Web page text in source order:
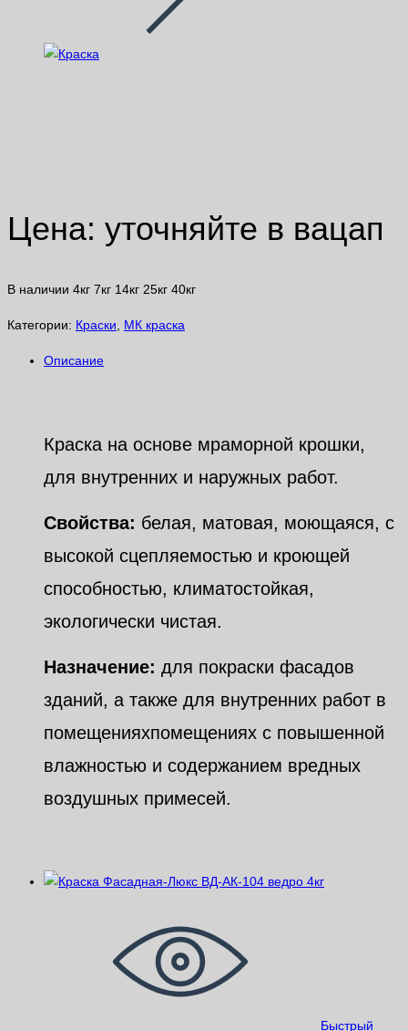
Цена: уточняйте в вацап
В наличии 4кг 7кг 14кг 25кг 40кг
Категории: Краски МК краска
Описание
Краска на основе мраморной крошки,
для внутренних и наружных работ.
Свойства: белая, матовая, моющаяся, с
высокой сцепляемостью и кроющей
способностью, климатостойкая,
экологически чистая.
Назначение: для покраски фасадов
зданий, а также для внутренних работ в
помещенияхпомещениях с повышенной
влажностью и содержанием вредных
воздушных примесей.
Быстрый